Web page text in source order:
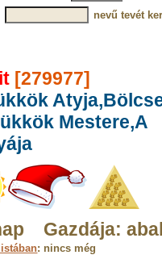
nevű tevét
[279977]
Mestere,A
Gazdája:
: nincs még